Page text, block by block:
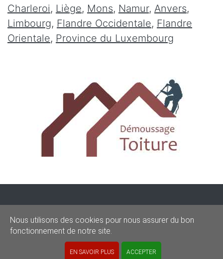
Charleroi, Liège, Mons, Namur, Anvers,
Limbourg, Flandre Occidentale, Flandre
Orientale, Province du Luxembourg
© 2020–2026demoussagetoit.be
Nous utilisons des cookies pour nous assurer du bon
fonctionnement de notre site.
EN SAVOIR PLUS ACCEPTER